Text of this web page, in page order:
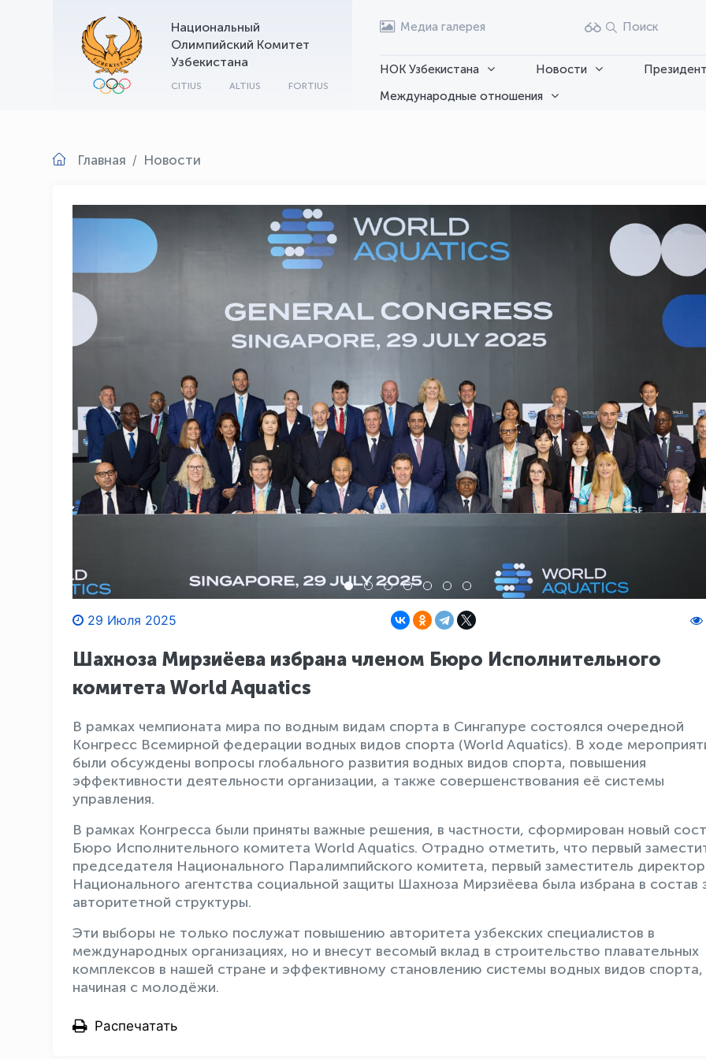
Национальный
Олимпийский Комитет
Узбекистана
CITIUS ALTIUS FORTIUS
Медиа галерея Поиск
НОК Узбекистана Новости
Международные отношения
Главная Новости
29 Июля 2025
Шахноза Мирзиёева избрана членом Бюро Исполнительного
комитета World Aquatics
В рамках чемпионата мира по водным видам спорта в Сингапуре состоялся очередной
Конгресс Всемирной федерации водных видов спорта (World Aquatics). В ходе
были обсуждены вопросы глобального развития водных видов спорта, повышения
эффективности деятельности организации, а также совершенствования её системы
управления.
В рамках Конгресса были приняты важные решения, в частности, сформирован новый
Бюро Исполнительного комитета World Aquatics. Отрадно отметить, что первый
председателя Национального Паралимпийского комитета, первый заместитель
Национального агентства социальной защиты Шахноза Мирзиёева была избрана в состав
авторитетной структуры.
Эти выборы не только послужат повышению авторитета узбекских специалистов в
международных организациях, но и внесут весомый вклад в строительство плавательных
комплексов в нашей стране и эффективному становлению системы водных видов спорта,
начиная с молодёжи.
Распечатать